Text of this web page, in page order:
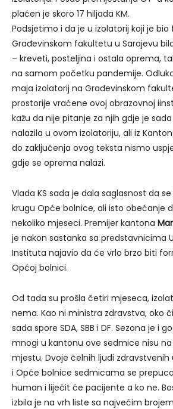
plaćen je skoro 17 hiljada KM.
Podsjetimo i da je u izolatorij koji je
Građevinskom fakultetu u Sarajevu
– kreveti, posteljina i ostala oprema,
na samom početku pandemije.
maja izolatorij na Građevinskom
prostorije vraćene ovoj obrazovnoj
kažu da nije pitanje za njih gdje je
nalazila u ovom izolatoriju, ali iz
do zaključenja ovog teksta nismo
gdje se oprema nalazi.
Vlada KS sada je dala saglasnost da
krugu Opće bolnice, ali isto obećanje
nekoliko mjeseci. Premijer kantona
je nakon sastanka sa predstavnicima
Instituta najavio da će vrlo brzo biti
Općoj bolnici.
Od tada su prošla četiri mjeseca,
nema. Kao ni ministra zdravstva, oko
sada spore SDA, SBB i DF. Sezona je i
mnogi u kantonu ove sedmice nisu
mjestu. Dvoje čelnih ljudi zdravstvenih
i Opće bolnice sedmicama se
human i liječit će pacijente a ko ne.
izbila je na vrh liste sa najvećim